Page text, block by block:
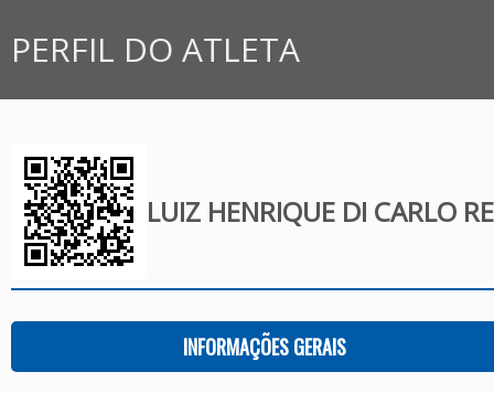
PERFIL DO ATLETA
LUIZ HENRIQUE DI CARLO
INFORMAÇÕES GERAIS